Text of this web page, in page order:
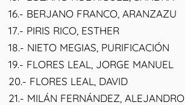
16.- BERJANO FRANCO, ARANZAZU
17.- PIRIS RICO, ESTHER
18.- NIETO MEGIAS, PURIFICACIÓN
19.- FLORES LEAL, JORGE MANUEL
20.- FLORES LEAL, DAVID
21.- MILÁN FERNÁNDEZ, ALEJANDRO